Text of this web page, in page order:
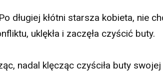
długiej kłótni starsza kobieta, nie
uklękła i zaczęła czyścić buty.
nadal klęcząc czyściła buty